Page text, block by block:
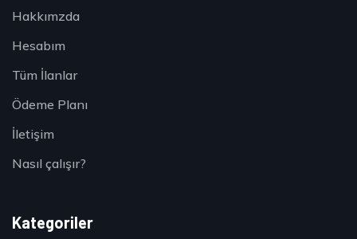
Hakkımzda
Hesabım
Tüm İlanlar
Ödeme Planı
İletişim
Nasıl çalışır?
Kategoriler